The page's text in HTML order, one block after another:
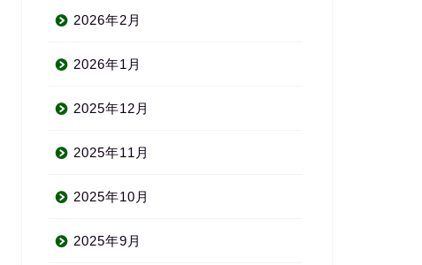
2026年2月
2026年1月
2025年12月
2025年11月
2025年10月
2025年9月